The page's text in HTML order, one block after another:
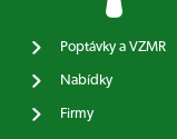
Poptávky a VZMR
Nabídky
Firmy